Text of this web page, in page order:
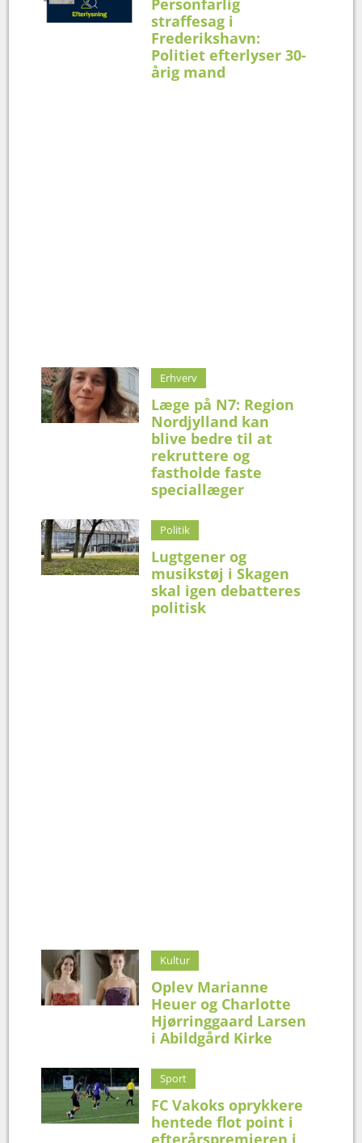
Personfarlig
straffesag i
Frederikshavn:
Politiet efterlyser 30-
årig mand
Erhverv
Læge på N7: Region
Nordjylland kan
blive bedre til at
rekruttere og
fastholde faste
speciallæger
Politik
Lugtgener og
musikstøj i Skagen
skal igen debatteres
politisk
Kultur
Oplev Marianne
Heuer og Charlotte
Hjørringgaard Larsen
i Abildgård Kirke
Sport
FC Vakoks oprykkere
hentede flot point i
efterårspremieren i